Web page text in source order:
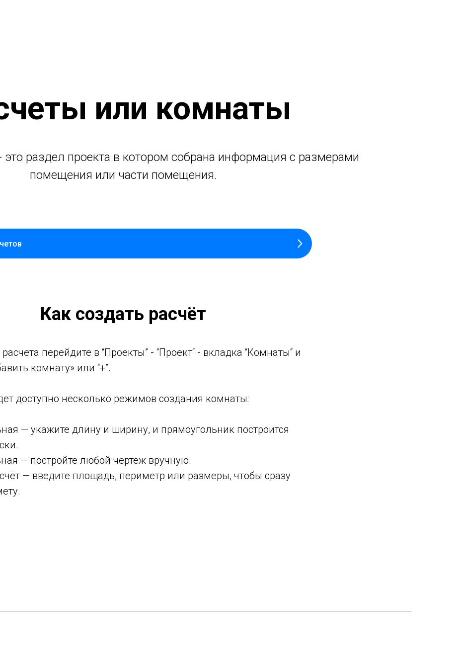
или комнаты
это раздел проекта в котором собрана информация с размерами
помещения или части помещения.
Как создать расчёт
перейдите в “Проекты” - “Проект“ - вкладка “Комнаты“ и
комнату» или “+”.
доступно несколько режимов создания комнаты:
— укажите длину и ширину, и прямоугольник построится
— постройте любой чертеж вручную.
— введите площадь, периметр или размеры, чтобы сразу